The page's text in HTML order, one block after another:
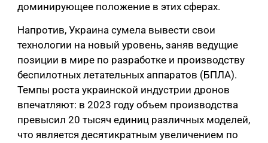
доминирующее положение в этих сферах.
Напротив, Украина сумела вывести свои
технологии на новый уровень, заняв ведущие
позиции в мире по разработке и производству
беспилотных летательных аппаратов (БПЛА).
Темпы роста украинской индустрии дронов
впечатляют: в 2023 году объем производства
превысил 20 тысяч единиц различных моделей,
что является десятикратным увеличением по